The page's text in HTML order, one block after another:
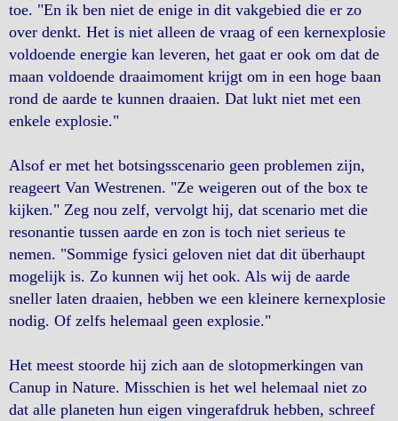
toe. "En ik ben niet de enige in dit vakgebied die er zo
over denkt. Het is niet alleen de vraag of een kernexplosie
voldoende energie kan leveren, het gaat er ook om dat de
maan voldoende draaimoment krijgt om in een hoge baan
rond de aarde te kunnen draaien. Dat lukt niet met een
enkele explosie."
Alsof er met het botsingsscenario geen problemen zijn,
reageert Van Westrenen. "Ze weigeren out of the box te
kijken." Zeg nou zelf, vervolgt hij, dat scenario met die
resonantie tussen aarde en zon is toch niet serieus te
nemen. "Sommige fysici geloven niet dat dit überhaupt
mogelijk is. Zo kunnen wij het ook. Als wij de aarde
sneller laten draaien, hebben we een kleinere kernexplosie
nodig. Of zelfs helemaal geen explosie."
Het meest stoorde hij zich aan de slotopmerkingen van
Canup in Nature. Misschien is het wel helemaal niet zo
dat alle planeten hun eigen vingerafdruk hebben, schreef